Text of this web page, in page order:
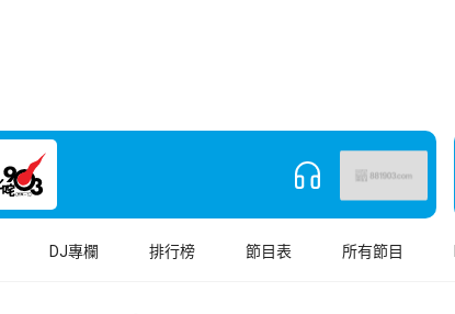
DJ專欄 排行榜 節目表 所有節目